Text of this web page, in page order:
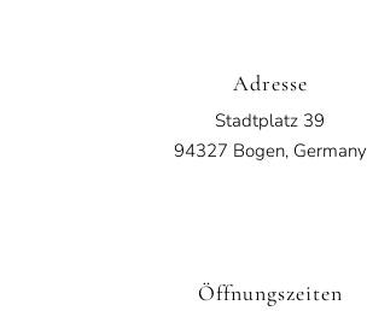
Adresse
Stadtplatz 39
94327 Bogen, Germany
Öffnungszeiten